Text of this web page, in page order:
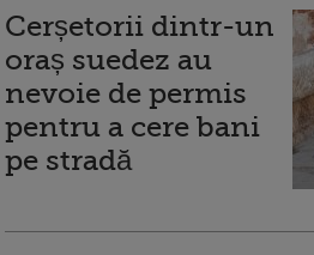
Cerșetorii dintr-un
oraș suedez au
nevoie de permis
pentru a cere bani
pe stradă